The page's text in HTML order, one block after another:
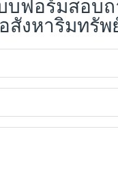
อสังหาริมทรัพ